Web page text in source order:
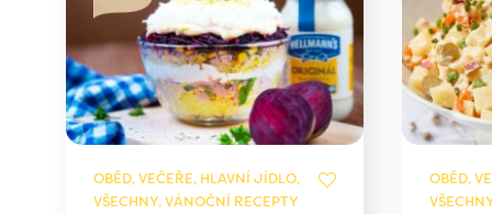
OBĚD, VEČEŘE, HLAVNÍ JÍDLO,
VŠECHNY, VÁNOČNÍ RECEPTY
OBĚD,